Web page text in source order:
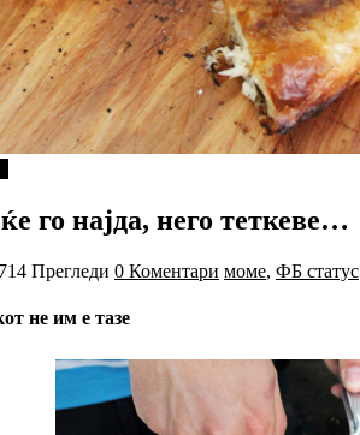
го најда, него теткеве…
Прегледи 0 Коментари моме, ФБ статус
не им е тазе